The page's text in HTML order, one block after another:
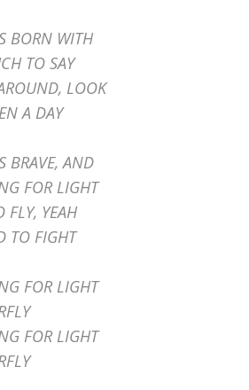
BORN WITH
TO SAY
LOOK
A DAY
BRAVE, AND
FOR LIGHT
FLY, YEAH
TO FIGHT
FOR LIGHT
FOR LIGHT